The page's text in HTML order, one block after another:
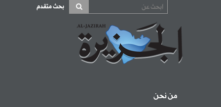
بحث متقدم
من نحن